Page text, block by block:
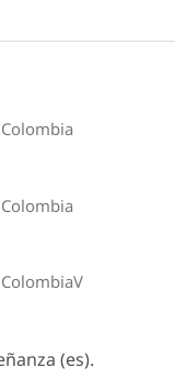
(es).